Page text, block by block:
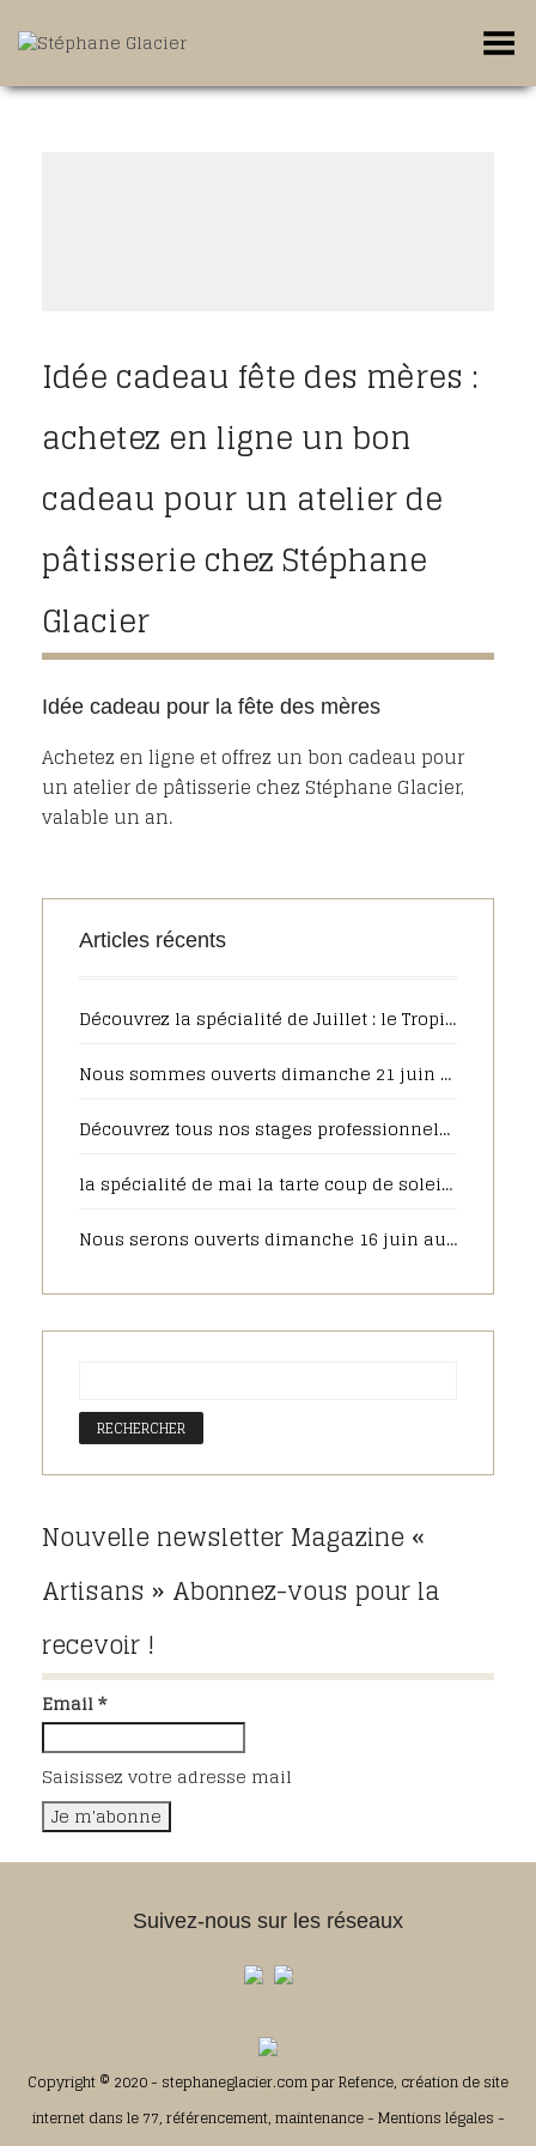
Toggle Menu
Idée cadeau fête des mères :
achetez en ligne un bon
cadeau pour un atelier de
pâtisserie chez Stéphane
Glacier
Idée cadeau pour la fête des mères
Achetez en ligne et offrez un bon cadeau pour
un atelier de pâtisserie chez Stéphane Glacier,
valable un an.
Articles récents
Découvrez la spécialité de Juillet : le Tropique
Nous sommes ouverts dimanche 21 juin de 7h30 à 13h00 pour la fête des pères
Découvrez tous nos stages professionnels pour 2025
la spécialité de mai la tarte coup de soleil sera toujours disponible en juin, pour votre plus grand plaisir
Nous serons ouverts dimanche 16 juin au matin pour la fête des pères, pensez à commander sur notre pâtisserie en ligne.
Nouvelle newsletter Magazine «
Artisans » Abonnez-vous pour la
recevoir !
Email *
Saisissez votre adresse mail
Suivez-nous sur les réseaux
Copyright © 2020 - stephaneglacier.com parRefence, création de site
internet dans le 77, référencement, maintenance-Mentions légales -